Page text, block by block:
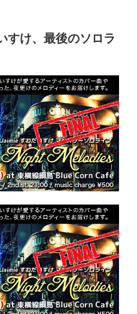
すけ、最後のソロラ